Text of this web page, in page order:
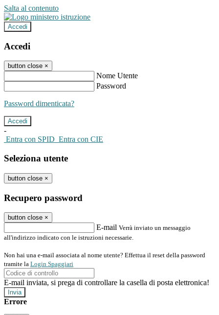
Salta al contenuto
Accedi
Accedi
button close ×
Nome Utente
Password
Password dimenticata?
-
Entra con SPID Entra con CIE
Seleziona utente
button close ×
Recupero password
button close ×
E-mail Verrà inviato un messaggio
all'indirizzo indicato con le istruzioni necessarie.
Non hai una e-mail associata al nome utente? Effettua il reset della password
tramite la Login Spaggiari
E-mail inviata, si prega di controllare la casella di posta elettronica!
Errore